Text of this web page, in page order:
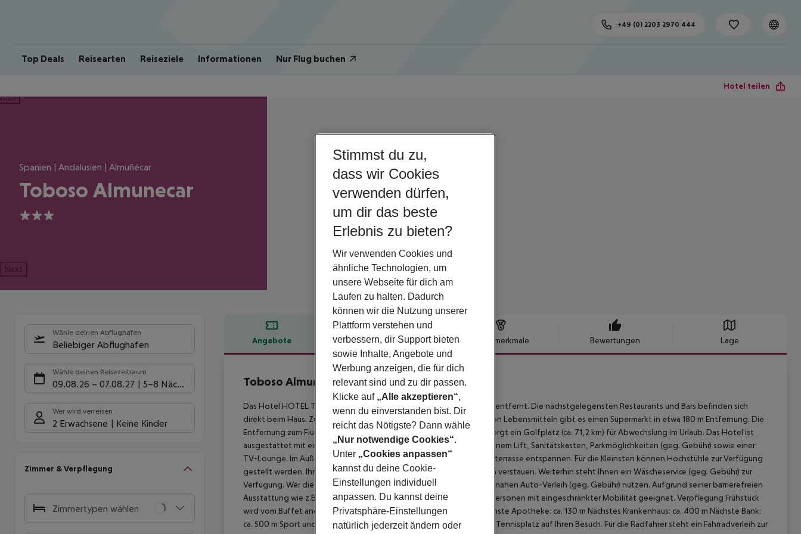
Top Deals Reisearten Reiseziele Informationen Nur Flug buchen
+49 (0) 2203 2970 444
Hotel teilen
Spanien | Andalusien | Almuñécar
Toboso Almunecar
3
Next
Wähle deinen Abflughafen
Beliebiger Abflughafen
Wähle deinen Reisezeitraum
09.08.26 – 07.08.27 5-8 Nächte
Wer wird verreisen
2 Erwachsene Keine Kinder
Zimmer & Verpflegung
Zimmertypen wählen
Angebote Hotelbeschreibung Hotelmerkmale Bewertungen Lage
Hotelbeschreibung
Toboso Almunecar
3
Das Hotel HOTEL TOBOSO ALMUÑECAR liegt ca. 850 m vom Strand entfernt. Die nächstgelegensten Restaurants und Bars befinden sich
direkt beim Haus. Zur Innenstadt sind es ca. 650 m. Für den Einkauf von Lebensmitteln gibt es einen Supermarkt in etwa 180 m Entfernung. Die
Entfernung zum Flughafen beträgt rund 91,1 km. In der Umgebung sorgt ein Golfplatz (ca. 71,2 km) für Abwechslung im Urlaub. Das Hotel ist
ausgestattet mit einer 24h am Tag geöffneten Rezeption, WLAN, einem Lift, Sanitätskasten, Parkmöglichkeiten (geg. Gebühr) sowie einer
TV-Lounge. Im Außenbereich der Anlage können Sie auf der Sonnenterrasse entspannen. Für die Kleinsten können Hochstühle zur Verfügung
gestellt werden. Ihr Gepäck können Sie im hoteleigenen Abstellraum verstauen. Weiterhin steht Ihnen ein Wäscheservice (geg. Gebühr) zur
Verfügung. Wer die Urlaubsregion erkunden möchte, kann den hotelnahen Auto-Verleih (geg. Gebühr) nutzen. Aufgrund seiner barrierefreien
Ausstattung wie z.B. barrierefreien Zugängen ist das Hotel auch für Personen mit eingeschränkter Mobilität geeignet. Verpflegung Frühstück
wird vom Buffet angeboten.Entfernungen Taxistand: ca. 550 m Nächste Apotheke: ca. 130 m Nächstes Krankenhaus: ca. 400 m Nächste Bank:
ca. 500 m Sport und Freizeit Für Freunde des Tennissports wartet ein Tennisplatz auf Ihren Besuch. Für die Radfahrer steht ein Fahrradverleih zur
Stimmst du zu,
dass wir Cookies
verwenden dürfen,
um dir das beste
Erlebnis zu bieten?
Wir verwenden Cookies und
ähnliche Technologien, um
unsere Webseite für dich am
Laufen zu halten. Dadurch
können wir die Nutzung unserer
Plattform verstehen und
verbessern, dir Support bieten
sowie Inhalte, Angebote und
Werbung anzeigen, die für dich
relevant sind und zu dir passen.
Klicke auf „Alle akzeptieren“,
wenn du einverstanden bist. Dir
reicht das Nötigste? Dann wähle
„Nur notwendige Cookies“.
Unter „Cookies anpassen“
kannst du deine Cookie-
Einstellungen individuell
anpassen. Du kannst deine
Privatsphäre-Einstellungen
natürlich jederzeit ändern oder